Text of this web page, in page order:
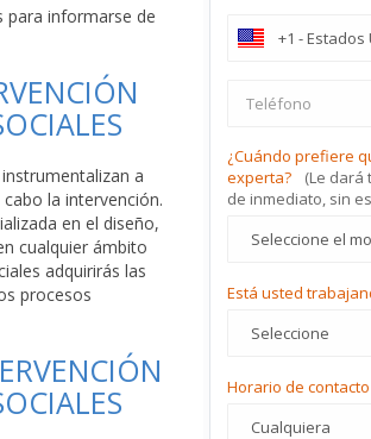
para informarse de
a
la intervención.
en el diseño,
cualquier ámbito
adquirirás las
procesos
¿Cuándo prefiere
experta?
(Le dará
de inmediato, sin
Está usted
Horario de contacto